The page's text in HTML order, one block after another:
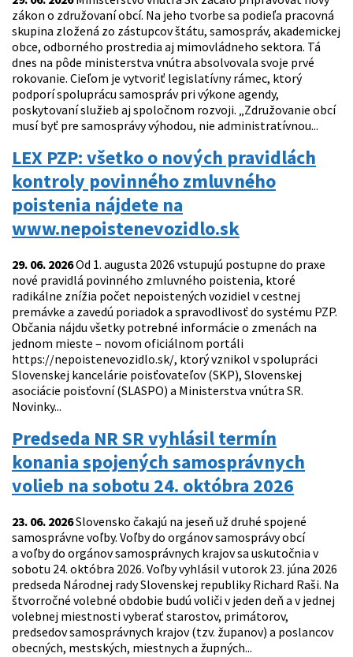
zákon o združovaní obcí. Na jeho tvorbe sa podieľa pracovná
skupina zložená zo zástupcov štátu, samospráv, akademickej
obce, odborného prostredia aj mimovládneho sektora. Tá
dnes na pôde ministerstva vnútra absolvovala svoje prvé
rokovanie. Cieľom je vytvoriť legislatívny rámec, ktorý
podporí spoluprácu samospráv pri výkone agendy,
poskytovaní služieb aj spoločnom rozvoji. „Združovanie obcí
musí byť pre samosprávy výhodou, nie administratívnou...
LEX PZP: všetko o nových pravidlách
kontroly povinného zmluvného
poistenia nájdete na
www.nepoistenevozidlo.sk
29. 06. 2026Od 1. augusta 2026 vstupujú postupne do praxe
nové pravidlá povinného zmluvného poistenia, ktoré
radikálne znížia počet nepoistených vozidiel v cestnej
premávke a zavedú poriadok a spravodlivosť do systému PZP.
Občania nájdu všetky potrebné informácie o zmenách na
jednom mieste – novom oficiálnom portáli
https://nepoistenevozidlo.sk/, ktorý vznikol v spolupráci
Slovenskej kancelárie poisťovateľov (SKP), Slovenskej
asociácie poisťovní (SLASPO) a Ministerstva vnútra SR.
Novinky...
Predseda NR SR vyhlásil termín
konania spojených samosprávnych
volieb na sobotu 24. októbra 2026
23. 06. 2026Slovensko čakajú na jeseň už druhé spojené
samosprávne voľby. Voľby do orgánov samosprávy obcí
a voľby do orgánov samosprávnych krajov sa uskutočnia v
sobotu 24. októbra 2026. Voľby vyhlásil v utorok 23. júna 2026
predseda Národnej rady Slovenskej republiky Richard Raši. Na
štvorročné volebné obdobie budú voliči v jeden deň a v jednej
volebnej miestnosti vyberať starostov, primátorov,
predsedov samosprávnych krajov (tzv. županov) a poslancov
obecných, mestských, miestnych a župných...